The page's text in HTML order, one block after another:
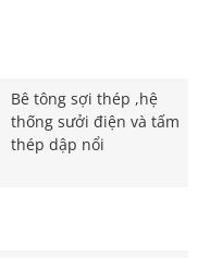
Bê tông sợi thép ,hệ
thống sưởi điện và tấm
thép dập nổi